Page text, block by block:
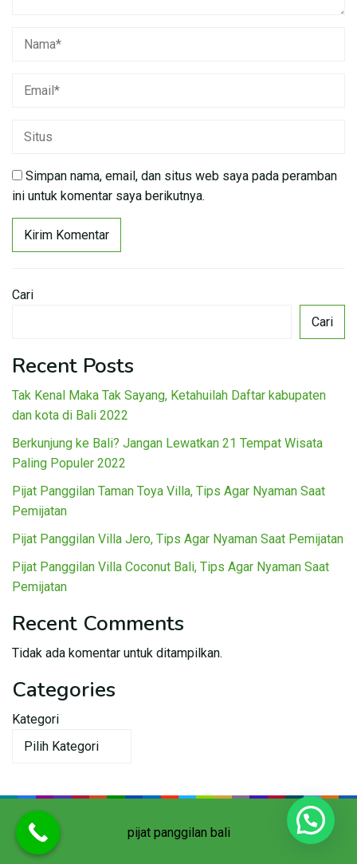
Simpan nama, email, dan situs web saya pada peramban
ini untuk komentar saya berikutnya.
Cari
Cari
Recent Posts
Tak Kenal Maka Tak Sayang, Ketahuilah Daftar kabupaten
dan kota di Bali 2022
Berkunjung ke Bali? Jangan Lewatkan 21 Tempat Wisata
Paling Populer 2022
Pijat Panggilan Taman Toya Villa, Tips Agar Nyaman Saat
Pemijatan
Pijat Panggilan Villa Jero, Tips Agar Nyaman Saat Pemijatan
Pijat Panggilan Villa Coconut Bali, Tips Agar Nyaman Saat
Pemijatan
Recent Comments
Tidak ada komentar untuk ditampilkan.
Categories
Kategori
pijat panggilan bali